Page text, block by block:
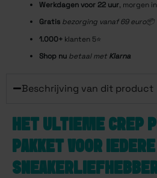
Werkdagen voor 22 uur, morgen
Gratis bezorging vanaf 69 euro📦
1.000+ klanten 5⭐️
Shop nu betaal met Klarna
Beschrijving van dit product
HET ULTIEME CREP
PAKKET VOOR IEDERE